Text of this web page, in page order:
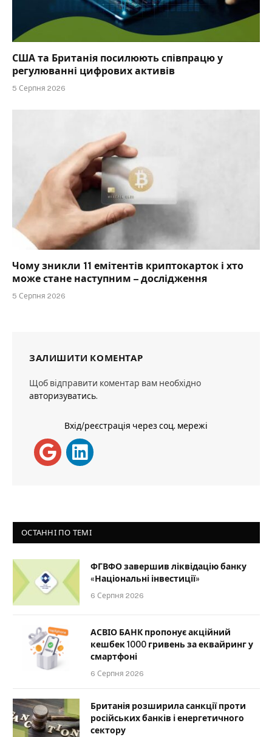
США та Британія посилюють співпрацю у
регулюванні цифрових активів
5 Серпня 2026
Чому зникли 11 емітентів криптокарток і хто
може стане наступним – дослідження
5 Серпня 2026
ЗАЛИШИТИ КОМЕНТАР
Щоб відправити коментар вам необхідно
авторизуватись.
Вхід/реєстрація через соц. мережі
ОСТАННІ ПО ТЕМІ
ФГВФО завершив ліквідацію банку
«Національні інвестиції»
6 Серпня 2026
АСВІО БАНК пропонує акційний
кешбек 1000 гривень за еквайринг у
смартфоні
6 Серпня 2026
Британія розширила санкції проти
російських банків і енергетичного
сектору